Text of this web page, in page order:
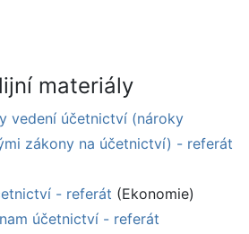
materiály
vedení účetnictví (nároky
zákony na účetnictví) - referát
- referát (Ekonomie)
účetnictví - referát